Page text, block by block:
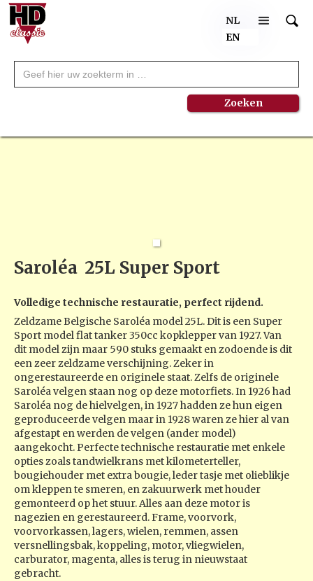
NL
EN
Saroléa 25L Super Sport
Volledige technische restauratie, perfect rijdend.
Zeldzame Belgische Saroléa model 25L. Dit is een Super
Sport model flat tanker 350cc kopklepper van 1927. Van
dit model zijn maar 590 stuks gemaakt en zodoende is dit
een zeer zeldzame verschijning. Zeker in
ongerestaureerde en originele staat. Zelfs de originele
Saroléa velgen staan nog op deze motorfiets. In 1926 had
Saroléa nog de hielvelgen, in 1927 hadden ze hun eigen
geproduceerde velgen maar in 1928 waren ze hier al van
afgestapt en werden de velgen (ander model)
aangekocht. Perfecte technische restauratie met enkele
opties zoals tandwielkrans met kilometerteller,
bougiehouder met extra bougie, leder tasje met olieblikje
om kleppen te smeren, en zakuurwerk met houder
gemonteerd op het stuur. Alles aan deze motor is
nagezien en gerestaureerd. Frame, voorvork,
voorvorkassen, lagers, wielen, remmen, assen
versnellingsbak, koppeling, motor, vliegwielen,
carburator, magenta, alles is terug in nieuwstaat
gebracht.